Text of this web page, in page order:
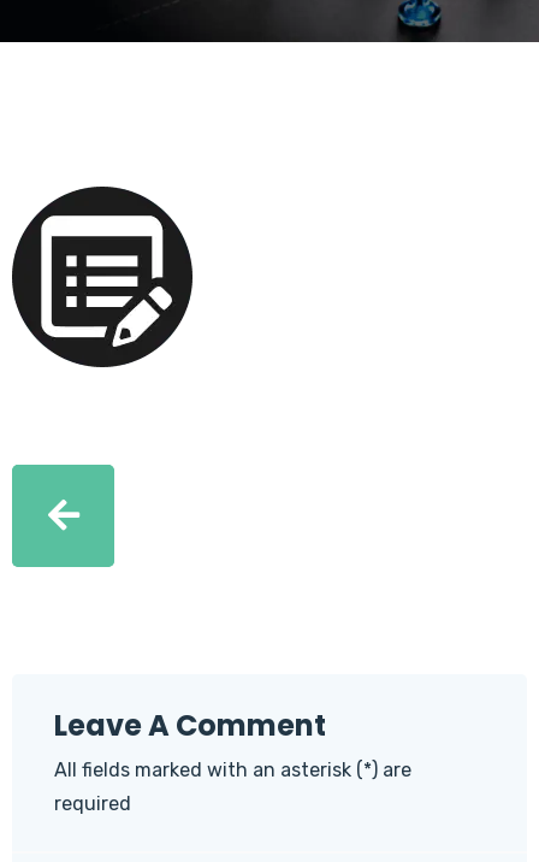
Leave A Comment
All fields marked with an asterisk (*) are
required